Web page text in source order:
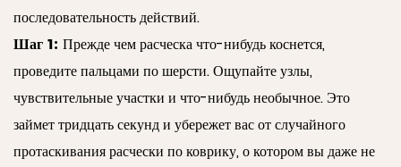
последовательность действий.
Шаг 1: Прежде чем расческа что-нибудь коснется,
проведите пальцами по шерсти. Ощупайте узлы,
чувствительные участки и что-нибудь необычное. Это
займет тридцать секунд и убережет вас от случайного
протаскивания расчески по коврику, о котором вы даже не